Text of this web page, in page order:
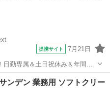
提携サイト 7月21日
日勤専属＆土日祝休み＆年間休
カー通勤OK＆無料駐車場あり
茨城県常陸大宮市》 人気の
の他
ンデン 業務用 ソフトクリー